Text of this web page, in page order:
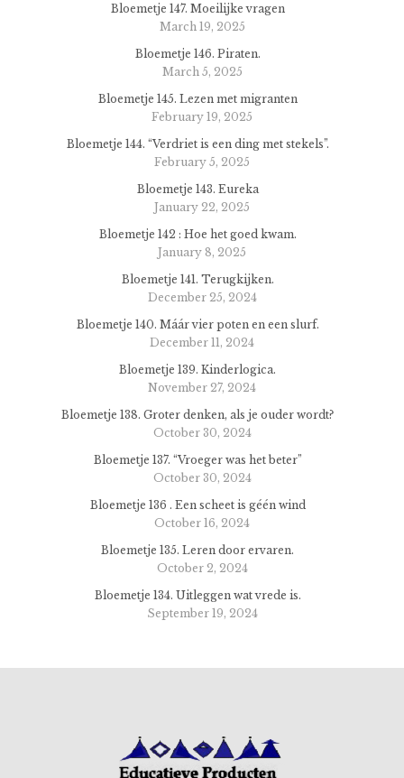
Bloemetje 147. Moeilijke vragen
March 19, 2025
Bloemetje 146. Piraten.
March 5, 2025
Bloemetje 145. Lezen met migranten
February 19, 2025
Bloemetje 144. “Verdriet is een ding met stekels”.
February 5, 2025
Bloemetje 143. Eureka
January 22, 2025
Bloemetje 142 : Hoe het goed kwam.
January 8, 2025
Bloemetje 141. Terugkijken.
December 25, 2024
Bloemetje 140. Máár vier poten en een slurf.
December 11, 2024
Bloemetje 139. Kinderlogica.
November 27, 2024
Bloemetje 138. Groter denken, als je ouder wordt?
October 30, 2024
Bloemetje 137. “Vroeger was het beter”
October 30, 2024
Bloemetje 136 . Een scheet is géén wind
October 16, 2024
Bloemetje 135. Leren door ervaren.
October 2, 2024
Bloemetje 134. Uitleggen wat vrede is.
September 19, 2024